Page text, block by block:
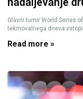
Glavni turnir World Series
tekmovalnega dneva
Read more »